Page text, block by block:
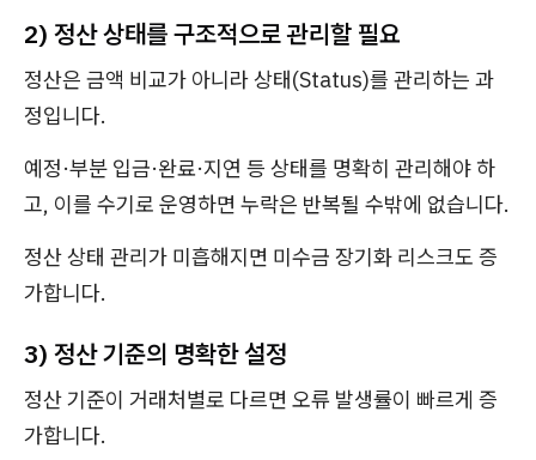
2) 정산 상태를 구조적으로 관리할 필요
정산은 금액 비교가 아니라 상태(Status)를 관리하는 과
정입니다.
예정·부분 입금·완료·지연 등 상태를 명확히 관리해야 하
고, 이를 수기로 운영하면 누락은 반복될 수밖에 없습니다.
정산 상태 관리가 미흡해지면 미수금 장기화 리스크도 증
가합니다.
3) 정산 기준의 명확한 설정
정산 기준이 거래처별로 다르면 오류 발생률이 빠르게 증
가합니다.